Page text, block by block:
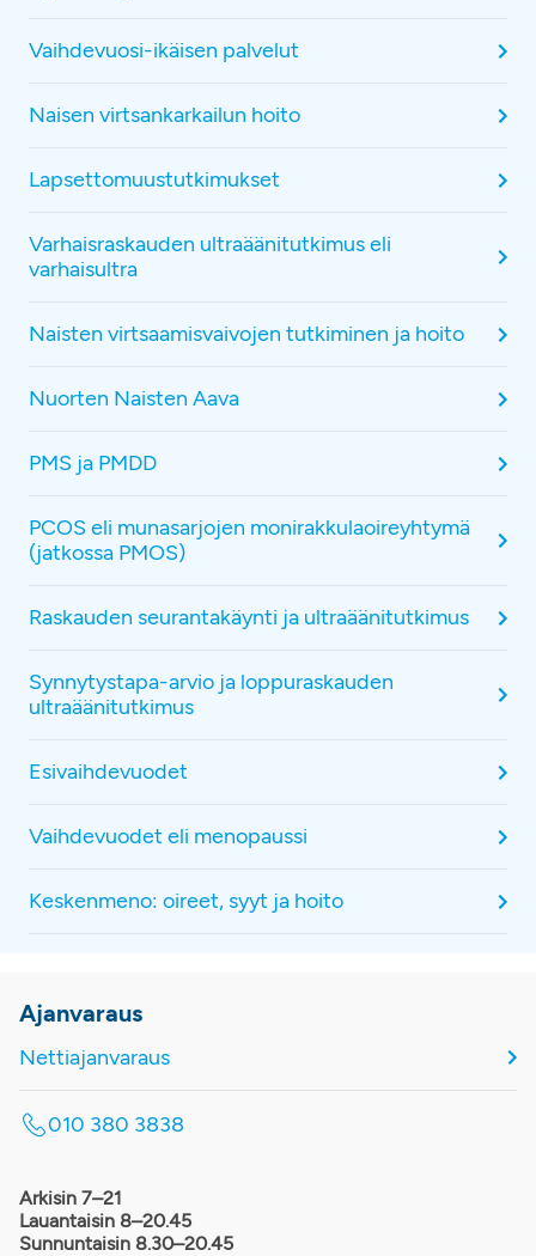
Vaihdevuosi-ikäisen palvelut
Naisen virtsankarkailun hoito
Lapsettomuustutkimukset
Varhaisraskauden ultraäänitutkimus eli
varhaisultra
Naisten virtsaamisvaivojen tutkiminen ja hoito
Nuorten Naisten Aava
PMS ja PMDD
PCOS eli munasarjojen monirakkulaoireyhtymä
(jatkossa PMOS)
Raskauden seurantakäynti ja ultraäänitutkimus
Synnytystapa-arvio ja loppuraskauden
ultraäänitutkimus
Esivaihdevuodet
Vaihdevuodet eli menopaussi
Keskenmeno: oireet, syyt ja hoito
Ajanvaraus
Nettiajanvaraus
010 380 3838
Arkisin 7–21
Lauantaisin 8–20.45
Sunnuntaisin 8.30–20.45